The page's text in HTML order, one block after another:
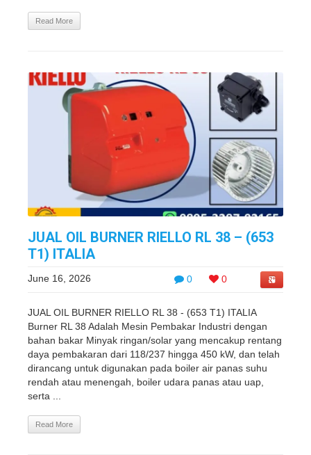
Read More
JUAL OIL BURNER RIELLO RL 38 – (653
T1) ITALIA
0 0
June 16, 2026
JUAL OIL BURNER RIELLO RL 38 - (653 T1) ITALIA
Burner RL 38 Adalah Mesin Pembakar Industri dengan
bahan bakar Minyak ringan/solar yang mencakup rentang
daya pembakaran dari 118/237 hingga 450 kW, dan telah
dirancang untuk digunakan pada boiler air panas suhu
rendah atau menengah, boiler udara panas atau uap,
serta ...
Read More